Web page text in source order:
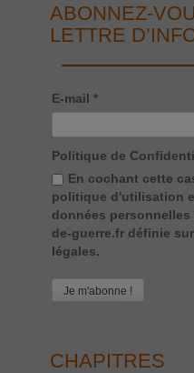
ABONNEZ-
LETTRE
E-mail *
Politique de
En cochant cette
politique d'utilisation
données
de-guerre.fr définie
légales.
CHAPITRES